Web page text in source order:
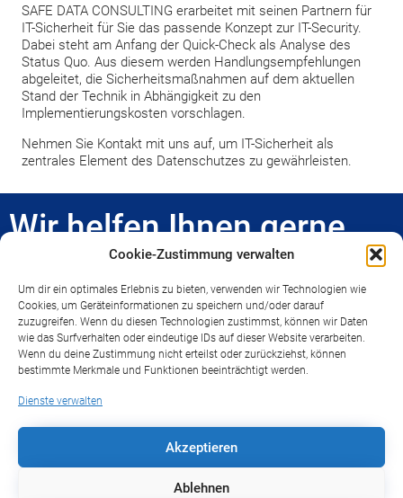
Cookie-Zustimmung verwalten
Um dir ein optimales Erlebnis zu bieten, verwenden wir Technologien wie
Cookies, um Geräteinformationen zu speichern und/oder darauf
zuzugreifen. Wenn du diesen Technologien zustimmst, können wir Daten
wie das Surfverhalten oder eindeutige IDs auf dieser Website verarbeiten.
Wenn du deine Zustimmung nicht erteilst oder zurückziehst, können
bestimmte Merkmale und Funktionen beeinträchtigt werden.
Dienste verwalten
Akzeptieren
Ablehnen
SAFE DATA CONSULTING erarbeitet mit seinen Partnern für
IT-Sicherheit für Sie das passende Konzept zur IT-Security.
Dabei steht am Anfang der Quick-Check als Analyse des
Status Quo. Aus diesem werden Handlungsempfehlungen
abgeleitet, die Sicherheitsmaßnahmen auf dem aktuellen
Stand der Technik in Abhängigkeit zu den
Implementierungskosten vorschlagen.
Nehmen Sie Kontakt mit uns auf, um IT-Sicherheit als
zentrales Element des Datenschutzes zu gewährleisten.
Wir helfen Ihnen gerne
Wir erstellen für Sie eine Datenschutzleitlinie
mit personenbezogenen Daten in Ihre
Organisation hineinzutragen.
Kontaktieren Sie uns